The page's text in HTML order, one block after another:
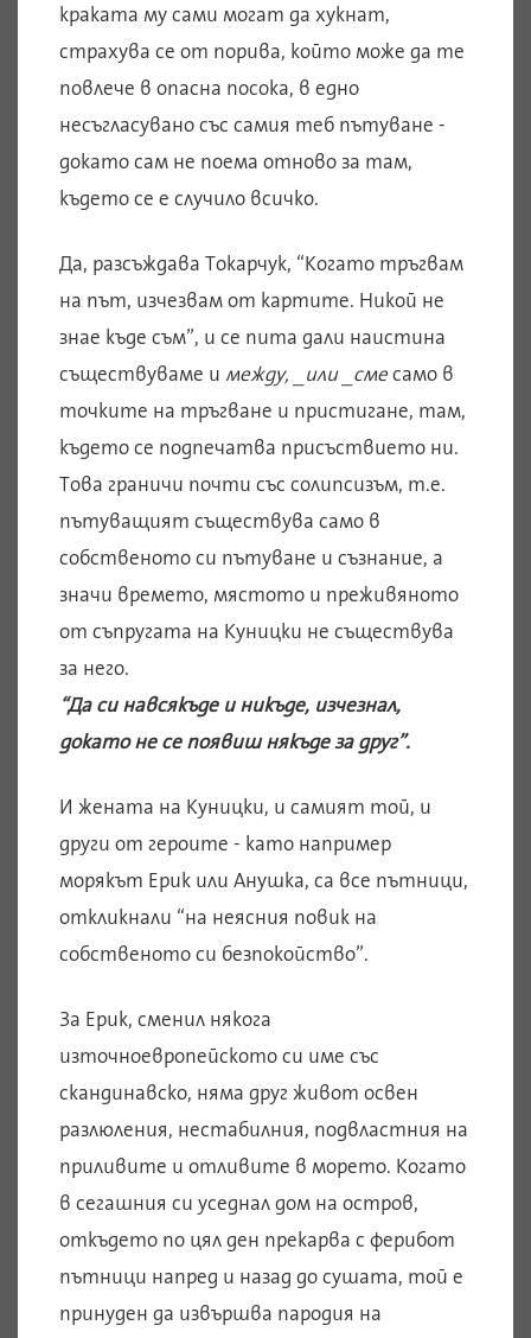
краката му сами могат да хукнат,
страхува се от порива, който може да те
повлече в опасна посока, в едно
несъгласувано със самия теб пътуване -
докато сам не поема отново за там,
където се е случило всичко.
Да, разсъждава Токарчук, “Когато тръгвам
на път, изчезвам от картите. Никой не
знае къде съм”, и се пита дали наистина
съществуваме и между, _или _смесамо в
точките на тръгване и пристигане, там,
където се подпечатва присъствието ни.
Това граничи почти със солипсизъм, т.е.
пътуващият съществува само в
собственото си пътуване и съзнание, а
значи времето, мястото и преживяното
от съпругата на Куницки не съществува
за него.
“Да си навсякъде и никъде, изчезнал,
докато не се появиш някъде за друг”.
И жената на Куницки, и самият той, и
други от героите - като например
морякът Ерик или Анушка, са все пътници,
откликнали “на неясния повик на
собственото си безпокойство”.
За Ерик, сменил някога
източноевропейското си име със
скандинавско, няма друг живот освен
разлюления, нестабилния, подвластния на
приливите и отливите в морето. Когато
в сегашния си уседнал дом на остров,
откъдето по цял ден прекарва с ферибот
пътници напред и назад до сушата, той е
принуден да извършва пародия на